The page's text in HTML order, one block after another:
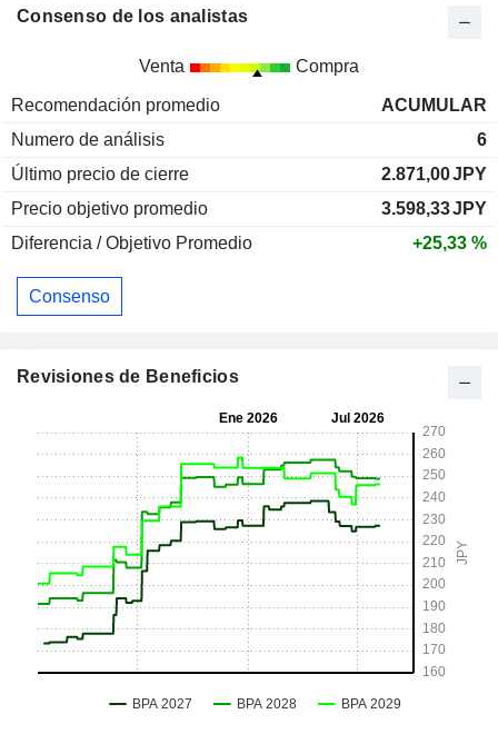
Consenso de los analistas
Venta Compra
Recomendación promedio
ACUMULAR
Numero de análisis
6
Último precio de cierre
2.871,00JPY
Precio objetivo promedio
3.598,33JPY
Diferencia / Objetivo Promedio
+25,33 %
Consenso
Revisiones de Beneficios